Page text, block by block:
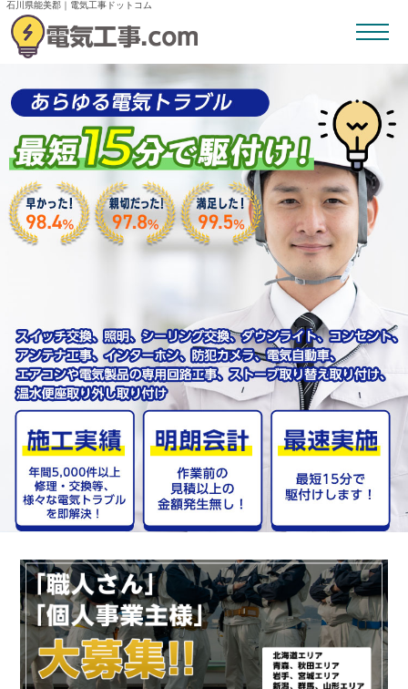
石川県能美郡｜電気工事ドットコム